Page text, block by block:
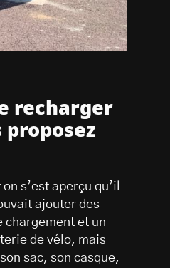
recharger
proposez
s’est aperçu qu’il
ajouter des
chargement et un
de vélo, mais
sac, son casque,